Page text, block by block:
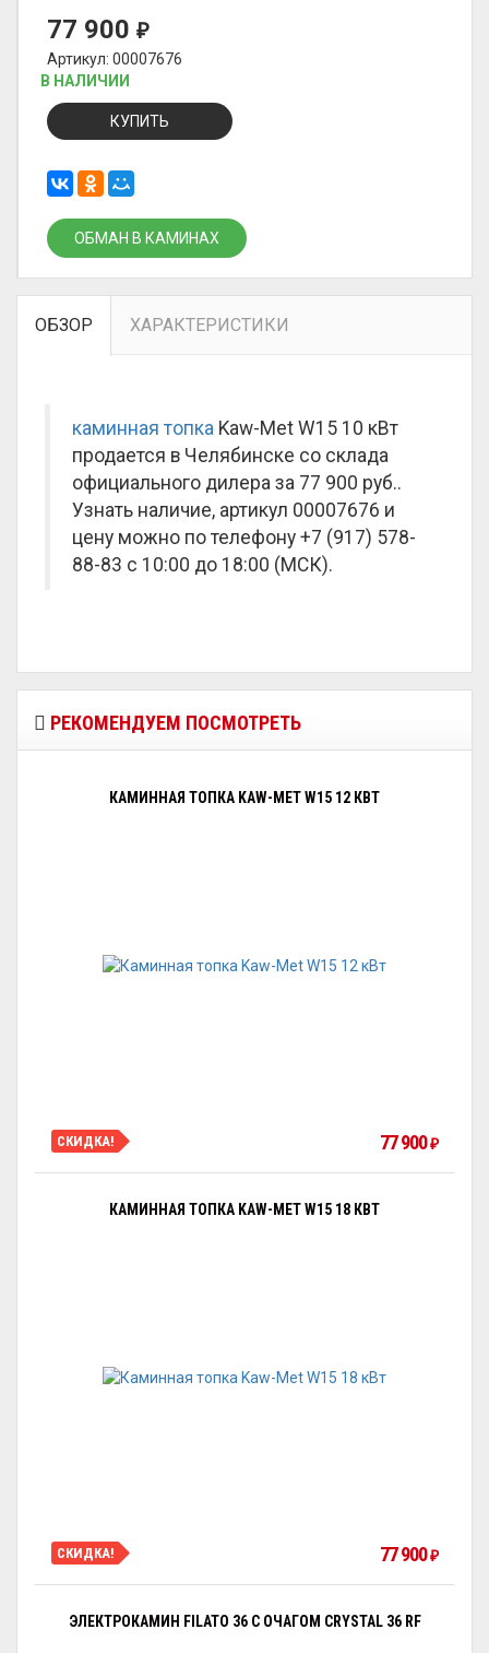
77 900 ₽
Артикул: 00007676
В НАЛИЧИИ
КУПИТЬ
ОБМАН В КАМИНАХ
ОБЗОР ХАРАКТЕРИСТИКИ
каминная топка Kaw-Met W15 10 кВт
продается в Челябинске со склада
официального дилера за 77 900 руб..
Узнать наличие, артикул 00007676 и
цену можно по телефону +7 (917) 578-
88-83 с 10:00 до 18:00 (МСК).
РЕКОМЕНДУЕМ ПОСМОТРЕТЬ
КАМИННАЯ ТОПКА KAW-MET W15 12 КВТ
СКИДКА! 77 900₽
КАМИННАЯ ТОПКА KAW-MET W15 18 КВТ
СКИДКА! 77 900₽
ЭЛЕКТРОКАМИН FILATO 36 С ОЧАГОМ CRYSTAL 36 RF